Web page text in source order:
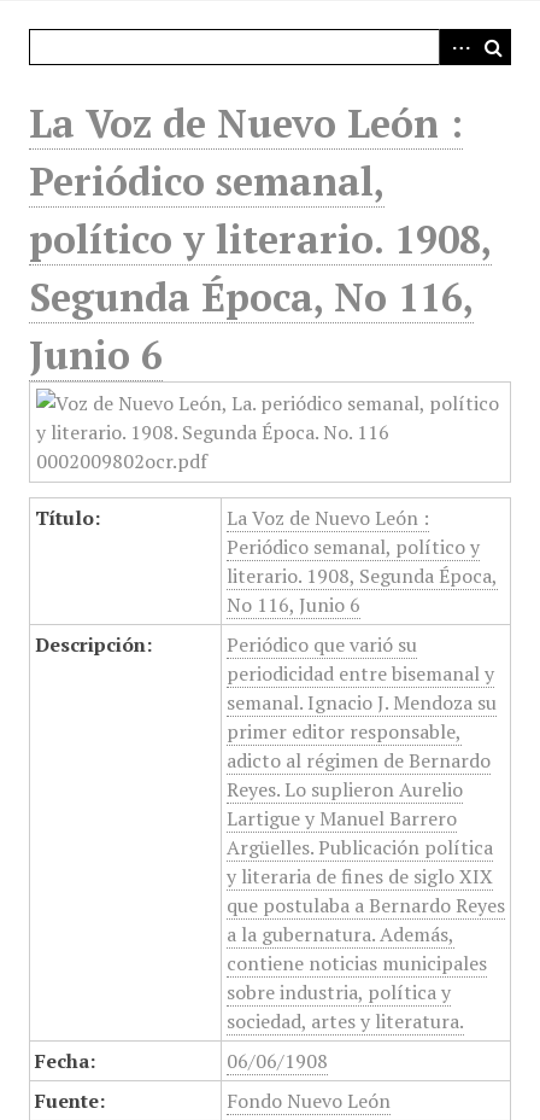
La Voz de Nuevo León :
Periódico semanal,
político y literario. 1908,
Segunda Época, No 116,
Junio 6
Título:
La Voz de Nuevo León :
Periódico semanal, político y
literario. 1908, Segunda Época,
No 116, Junio 6
Descripción:
Periódico que varió su
periodicidad entre bisemanal y
semanal. Ignacio J. Mendoza su
primer editor responsable,
adicto al régimen de Bernardo
Reyes. Lo suplieron Aurelio
Lartigue y Manuel Barrero
Argüelles. Publicación política
y literaria de fines de siglo XIX
que postulaba a Bernardo Reyes
a la gubernatura. Además,
contiene noticias municipales
sobre industria, política y
sociedad, artes y literatura.
Fecha:
06/06/1908
Fuente:
Fondo Nuevo León